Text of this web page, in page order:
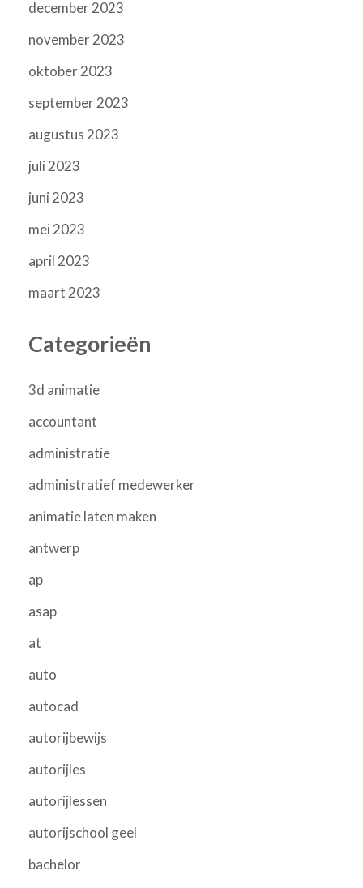
december 2023
november 2023
oktober 2023
september 2023
augustus 2023
juli 2023
juni 2023
mei 2023
april 2023
maart 2023
Categorieën
3d animatie
accountant
administratie
administratief medewerker
animatie laten maken
antwerp
ap
asap
at
auto
autocad
autorijbewijs
autorijles
autorijlessen
autorijschool geel
bachelor